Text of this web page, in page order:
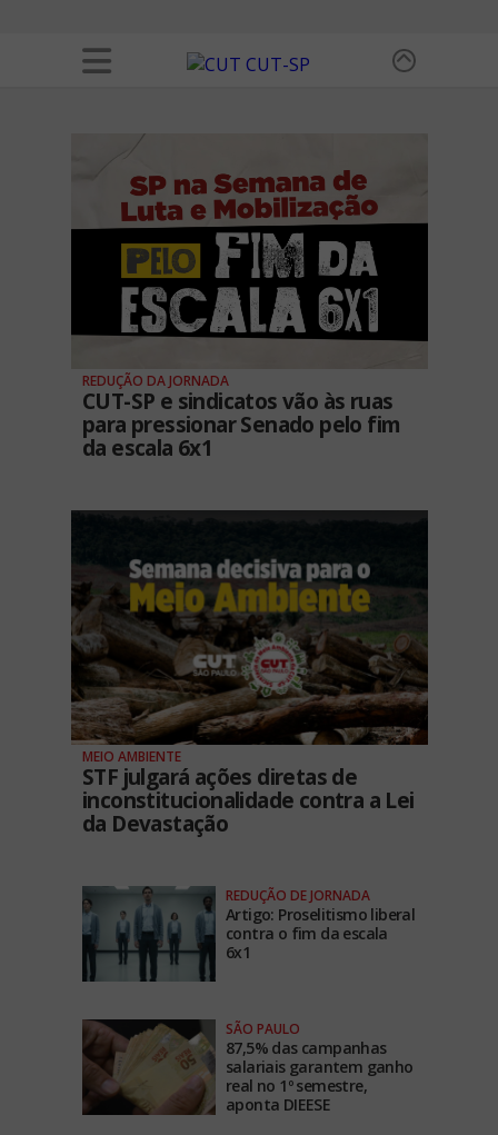
REDUÇÃO DA JORNADA
CUT-SP e sindicatos vão às ruas
para pressionar Senado pelo fim
da escala 6x1
REDUÇÃO DE JORNADA
Artigo: Proselitismo liberal
contra o fim da escala
6x1
SÃO PAULO
87,5% das campanhas
salariais garantem ganho
real no 1º semestre,
aponta DIEESE
MEIO AMBIENTE
STF julgará ações diretas de
inconstitucionalidade contra a Lei
da Devastação